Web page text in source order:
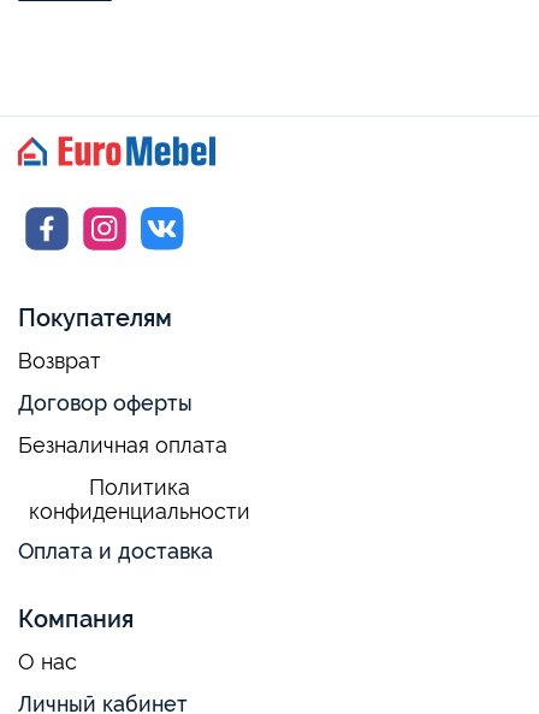
Покупателям
Возврат
Договор оферты
Безналичная оплата
Политика
конфиденциальности
Оплата и доставка
Компания
О нас
Личный кабинет